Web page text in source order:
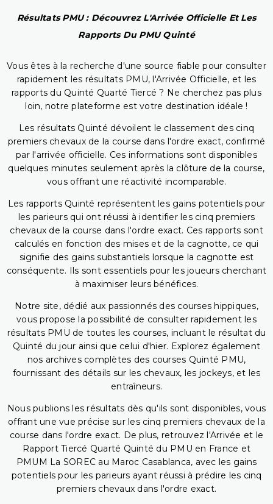
Résultats PMU : Découvrez L'Arrivée Officielle Et Les
Rapports Du PMU Quinté
Vous êtes à la recherche d'une source fiable pour consulter
rapidement les résultats PMU, l'Arrivée Officielle, et les
rapports du Quinté Quarté Tiercé ? Ne cherchez pas plus
loin, notre plateforme est votre destination idéale !
Les résultats Quinté dévoilent le classement des cinq
premiers chevaux de la course dans l'ordre exact, confirmé
par l'arrivée officielle. Ces informations sont disponibles
quelques minutes seulement après la clôture de la course,
vous offrant une réactivité incomparable.
Les rapports Quinté représentent les gains potentiels pour
les parieurs qui ont réussi à identifier les cinq premiers
chevaux de la course dans l'ordre exact. Ces rapports sont
calculés en fonction des mises et de la cagnotte, ce qui
signifie des gains substantiels lorsque la cagnotte est
conséquente. Ils sont essentiels pour les joueurs cherchant
à maximiser leurs bénéfices.
Notre site, dédié aux passionnés des courses hippiques,
vous propose la possibilité de consulter rapidement les
résultats PMU de toutes les courses, incluant le résultat du
Quinté du jour ainsi que celui d'hier. Explorez également
nos archives complètes des courses Quinté PMU,
fournissant des détails sur les chevaux, les jockeys, et les
entraîneurs.
Nous publions les résultats dès qu'ils sont disponibles, vous
offrant une vue précise sur les cinq premiers chevaux de la
course dans l'ordre exact. De plus, retrouvez l'Arrivée et le
Rapport Tiercé Quarté Quinté du PMU en France et
PMUM La SOREC au Maroc Casablanca, avec les gains
potentiels pour les parieurs ayant réussi à prédire les cinq
premiers chevaux dans l'ordre exact.